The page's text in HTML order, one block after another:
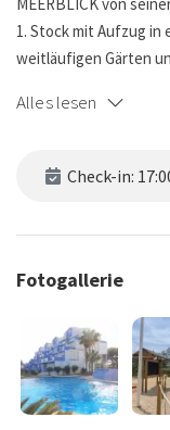
1. Stock mit Aufzug in
weitläufigen Gärten
Urbanisation
Hauptschlafzimmer
Das Wohn- und
Terrasse mit zwei
Garten und den Pool.
Alles lesen
Check-in:
Fotogallerie